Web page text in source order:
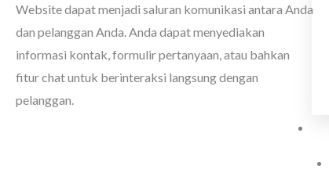
Website dapat menjadi saluran komunikasi antara Anda
dan pelanggan Anda. Anda dapat menyediakan
informasi kontak, formulir pertanyaan, atau bahkan
fitur chat untuk berinteraksi langsung dengan
pelanggan.